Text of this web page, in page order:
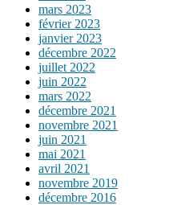
mars 2023
février 2023
janvier 2023
décembre 2022
juillet 2022
juin 2022
mars 2022
décembre 2021
novembre 2021
juin 2021
mai 2021
avril 2021
novembre 2019
décembre 2016